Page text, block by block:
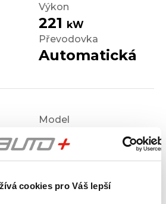
cookies pro Váš lepší
Výkon
221 kW
Převodovka
Automatická
Model
Karoserie
SUV
4WD
spotřeba